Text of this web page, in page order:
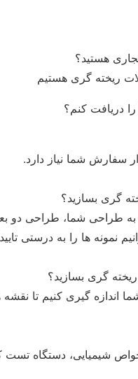
ریخته گری هستیم
اندازه گیری کنیم تا